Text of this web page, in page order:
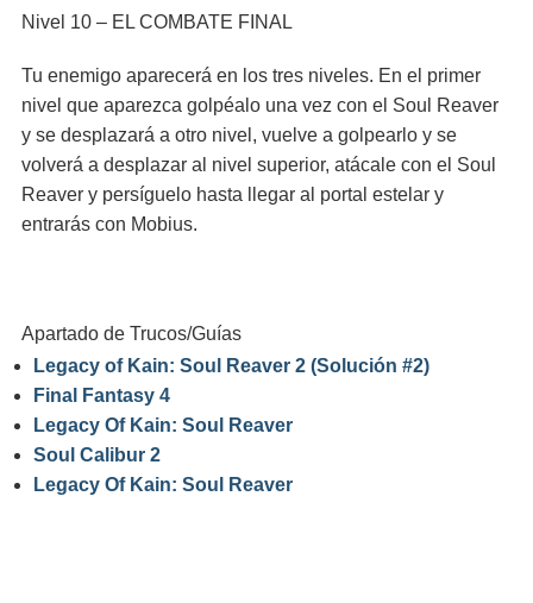
Nivel 10 – EL COMBATE FINAL
Tu enemigo aparecerá en los tres niveles. En el primer
nivel que aparezca golpéalo una vez con el Soul Reaver
y se desplazará a otro nivel, vuelve a golpearlo y se
volverá a desplazar al nivel superior, atácale con el Soul
Reaver y persíguelo hasta llegar al portal estelar y
entrarás con Mobius.
Apartado de Trucos/Guías
Legacy of Kain: Soul Reaver 2 (Solución #2)
Final Fantasy 4
Legacy Of Kain: Soul Reaver
Soul Calibur 2
Legacy Of Kain: Soul Reaver